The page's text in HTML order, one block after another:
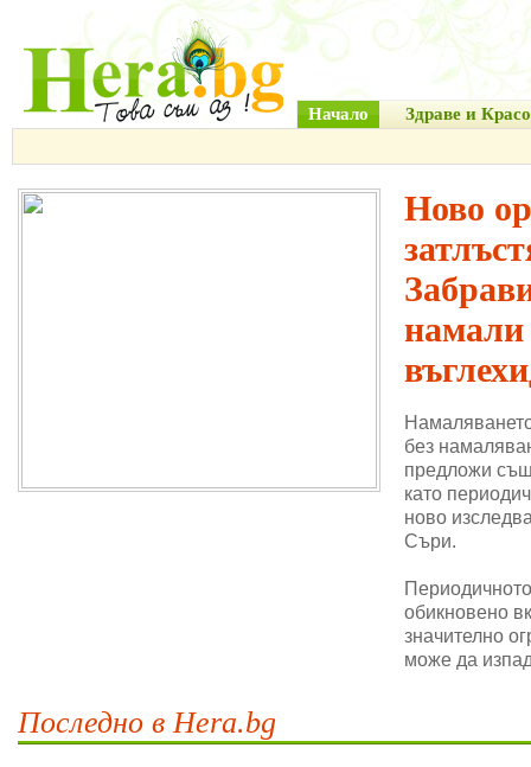
Начало Здраве и
Ново
намали
без
предложи
като
ново
Съри.
обикновено
значително
може да
Последно в Hera.bg